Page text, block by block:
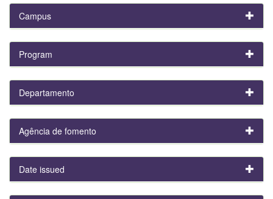
Campus
Program
Departamento
Agência de fomento
Date issued